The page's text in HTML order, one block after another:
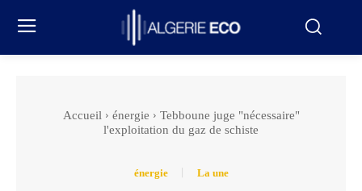
Accueil énergie
Tebboune juge "nécessaire"
l'exploitation du gaz de schiste
énergie La une